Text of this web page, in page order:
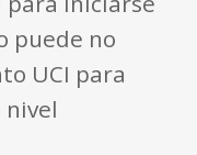
puede no
UCI para